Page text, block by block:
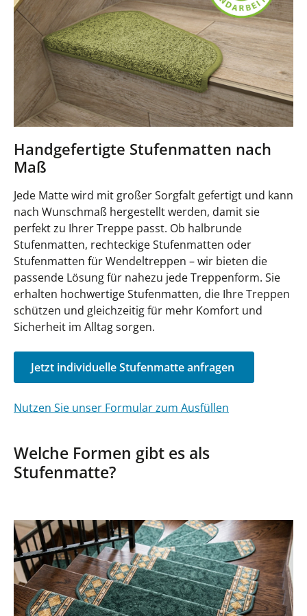
Handgefertigte Stufenmatten nach
Maß
Jede Matte wird mit großer Sorgfalt gefertigt und kann
nach Wunschmaß hergestellt werden, damit sie
perfekt zu Ihrer Treppe passt. Ob halbrunde
Stufenmatten, rechteckige Stufenmatten oder
Stufenmatten für Wendeltreppen – wir bieten die
passende Lösung für nahezu jede Treppenform. Sie
erhalten hochwertige Stufenmatten, die Ihre Treppen
schützen und gleichzeitig für mehr Komfort und
Sicherheit im Alltag sorgen.
Jetzt individuelle Stufenmatte anfragen
Nutzen Sie unser Formular zum Ausfüllen
Welche Formen gibt es als
Stufenmatte?